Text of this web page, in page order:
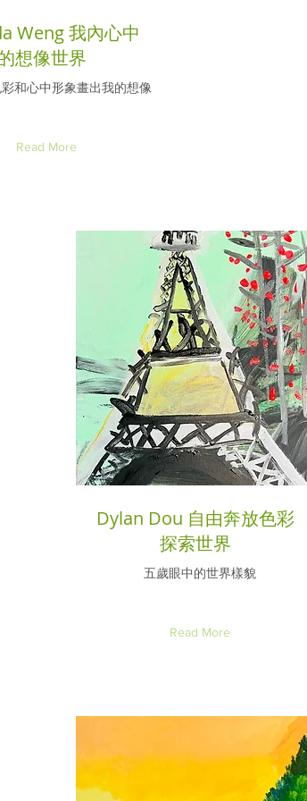
Weng 我內心中
想像世界
和心中形象畫出我的想像
Read More
Dylan Dou 自由奔放色彩
探索世界
五歲眼中的世界樣貌
Read More